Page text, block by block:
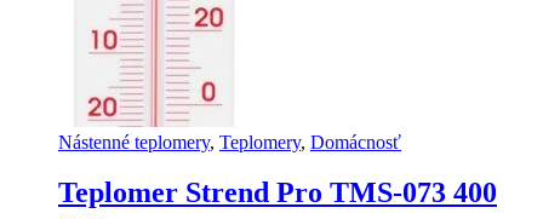
Nástenné teplomery, Teplomery, Domácnosť
Teplomer Strend Pro TMS-073 400